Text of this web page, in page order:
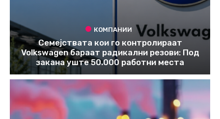
КОМПАНИИ
Семејствата кои го контролираат
Volkswagen бараат радикални резови: Под
закана уште 50.000 работни места